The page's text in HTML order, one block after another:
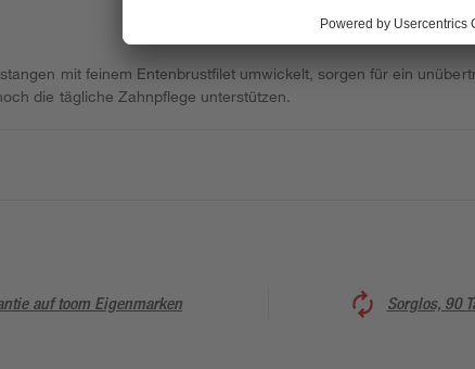
mit feinem Entenbrustfilet umwickelt, sorgen für ein
die tägliche Zahnpflege unterstützen.
auf toom Eigenmarken Sorglos, 90